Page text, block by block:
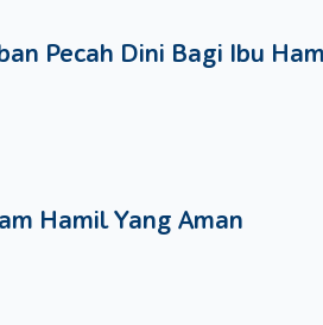
Pecah Dini Bagi Ibu
Hamil Yang Aman